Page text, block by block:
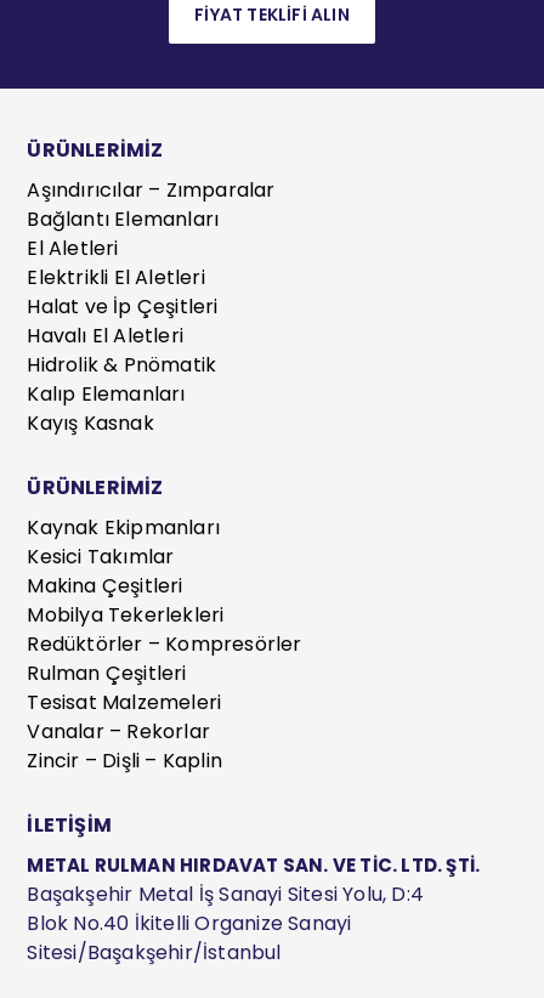
FİYAT TEKLİFİ ALIN
ÜRÜNLERİMİZ
Aşındırıcılar – Zımparalar
Bağlantı Elemanları
El Aletleri
Elektrikli El Aletleri
Halat ve İp Çeşitleri
Havalı El Aletleri
Hidrolik & Pnömatik
Kalıp Elemanları
Kayış Kasnak
ÜRÜNLERİMİZ
Kaynak Ekipmanları
Kesici Takımlar
Makina Çeşitleri
Mobilya Tekerlekleri
Redüktörler – Kompresörler
Rulman Çeşitleri
Tesisat Malzemeleri
Vanalar – Rekorlar
Zincir – Dişli – Kaplin
İLETİŞİM
METAL RULMAN HIRDAVAT SAN. VE TİC. LTD. ŞTİ.
Başakşehir Metal İş Sanayi Sitesi Yolu, D:4
Blok No.40 İkitelli Organize Sanayi
Sitesi/Başakşehir/İstanbul